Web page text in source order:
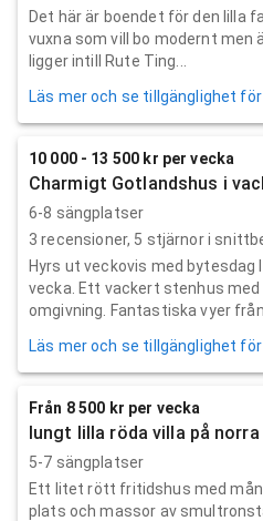
Det här är boendet för den lilla
vuxna som vill bo modernt men
ligger intill Rute Ting...
Läs mer och se tillgänglighet
10 000 - 13 500 kr per vecka
Charmigt Gotlandshus i
6-8 sängplatser
3 recensioner, 5 stjärnor i
Hyrs ut veckovis med bytesdag
vecka. Ett vackert stenhus med
omgivning. Fantastiska vyer från
Läs mer och se tillgänglighet
Från 8 500 kr per vecka
lungt lilla röda villa på
5-7 sängplatser
Ett litet rött fritidshus med
plats och massor av